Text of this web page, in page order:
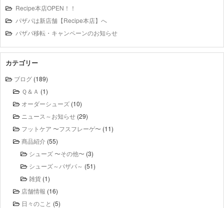
Recipe本店OPEN！！
パザパは新店舗【Recipe本店】へ
パザパ移転・キャンペーンのお知らせ
カテゴリー
ブログ (189)
Ｑ＆Ａ (1)
オーダーシューズ (10)
ニュース～お知らせ (29)
フットケア 〜フスフレーゲ〜 (11)
商品紹介 (55)
シューズ 〜その他〜 (3)
シューズ～パザパ～ (51)
雑貨 (1)
店舗情報 (16)
日々のこと (5)